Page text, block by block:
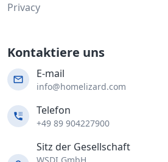
Privacy
Kontaktiere uns
E-mail
info@homelizard.com
Telefon
+49 89 904227900
Sitz der Gesellschaft